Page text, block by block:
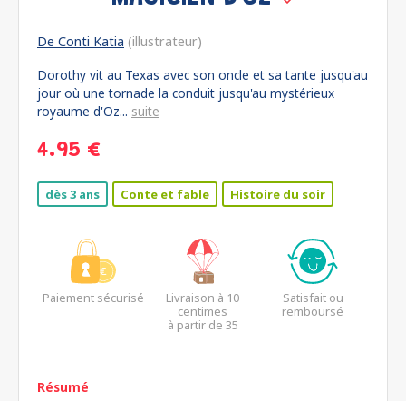
De Conti Katia (illustrateur)
Dorothy vit au Texas avec son oncle et sa tante jusqu'au
jour où une tornade la conduit jusqu'au mystérieux
royaume d'Oz... suite
4.95 €
dès 3 ans Conte et fable Histoire du soir
Paiement sécurisé
Livraison à 10
centimes
à partir de 35
Satisfait ou
remboursé
Résumé